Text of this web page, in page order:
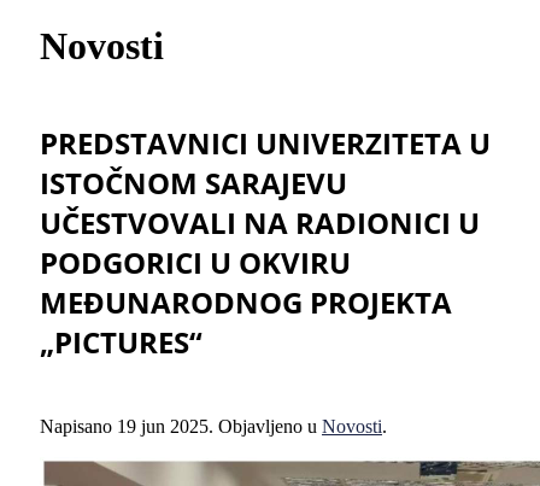
Novosti
PREDSTAVNICI UNIVERZITETA U
ISTOČNOM SARAJEVU
UČESTVOVALI NA RADIONICI U
PODGORICI U OKVIRU
MEĐUNARODNOG PROJEKTA
„PICTURES“
Napisano 19 jun 2025. Objavljeno u Novosti.